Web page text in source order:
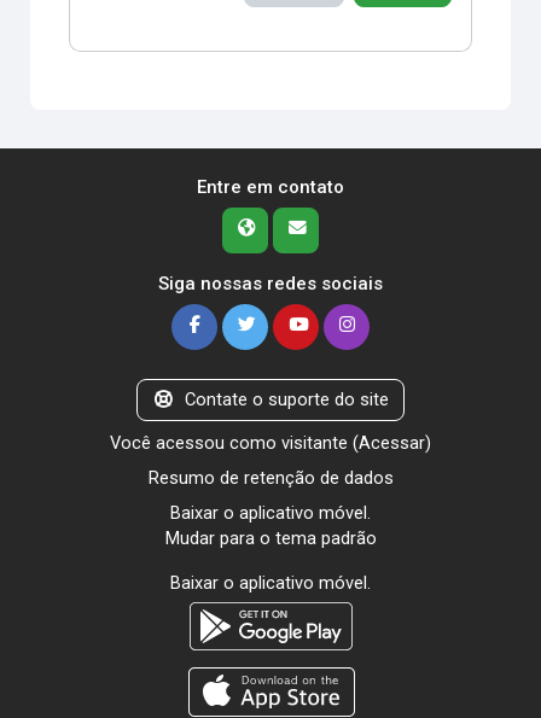
Entre em contato
Siga nossas redes sociais
Contate o suporte do site
Você acessou como visitante (Acessar)
Resumo de retenção de dados
Baixar o aplicativo móvel.
Mudar para o tema padrão
Baixar o aplicativo móvel.